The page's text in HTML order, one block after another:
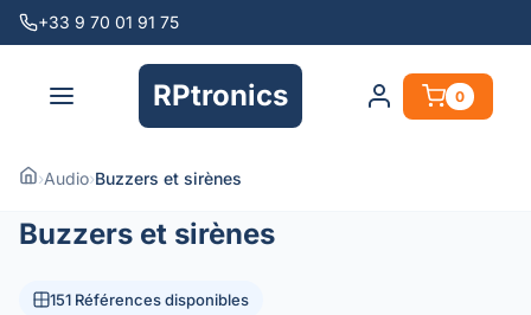
+33 9 70 01 91 75
RPtronics 0
›Audio›Buzzers et sirènes
Buzzers et sirènes
151 Références disponibles